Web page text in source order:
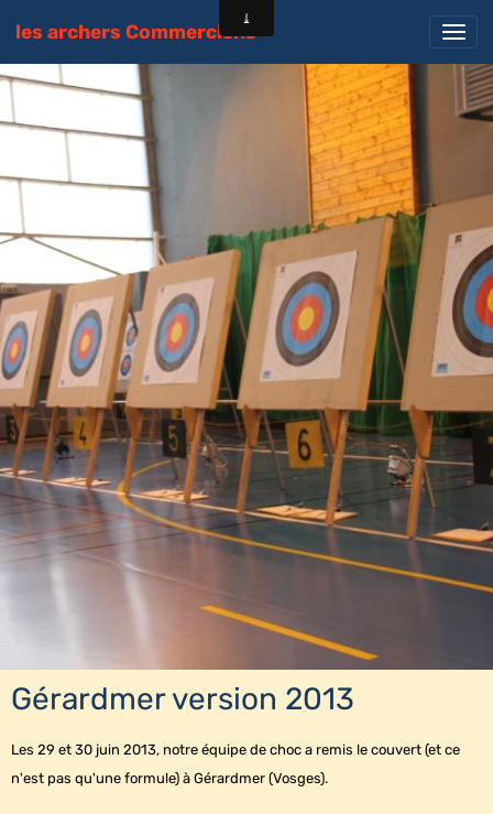
les archers Commerciens
Gérardmer version 2013
Les 29 et 30 juin 2013, notre équipe de choc a remis le couvert (et ce
n'est pas qu'une formule) à Gérardmer (Vosges).